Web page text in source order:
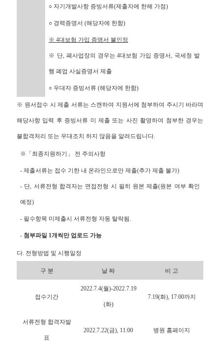
○ 자기개발사항 증빙서류(제출자에 한해 가점)
○ 경력증명서 (해당자에 한함)
※ 4대보험 가입 증명서 불인정
※ 단, 폐사업장의 경우는 4대보험 가입 증명서, 국세청 발
행 폐업 사실증명서 제출
○ 우대자 증빙서류 (해당자에 한함)
※ 원서접수 시 제출 서류는 스캔하여 지원서에 첨부하여 주시기 바라며
해당사항 입력 후 증빙서류 미 제출 또는 사진 촬영하여 첨부한 경우는
불합격처리 또는 우대조치 하지 않음을 알려드립니다.
※「최종지원하기」 전 주의사항
- 제출서류는 접수 기한 내 온라인으로만 제출(추가 제출 불가)
- 단, 서류전형 합격자는 면접전형 시 필히 원본 제출(원본 여부 확인
예정)
- 필수항목 미제출시 서류전형 자동 탈락됨.
- 첨부파일 1개씩만 업로드 가능
다. 전형방법 및 시행일정
구 분 날 짜 비 고
접수기간
2022.7.4(월)-2022.7.19
(화)
7.19(화), 17:00까지
서류전형 합격자발
표
2022.7.22(금), 11:00 병원 홈페이지